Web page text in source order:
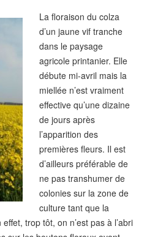
La floraison du colza
d’un jaune vif tranche
dans le paysage
agricole printanier. Elle
débute mi-avril mais la
miellée n’est vraiment
effective qu’une dizaine
de jours après
l’apparition des
premières fleurs. Il est
d’ailleurs préférable de
ne pas transhumer de
colonies sur la zone de
culture tant que la
trop tôt, on n’est pas à l’abri